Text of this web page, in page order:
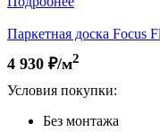
Паркетная доска
4 930 ₽/м2
Условия покупки:
Без монтажа